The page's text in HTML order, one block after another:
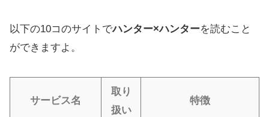
以下の10コのサイトでハンター×ハンターを読むこと
ができますよ。
サービス名
取り
扱い
特徴